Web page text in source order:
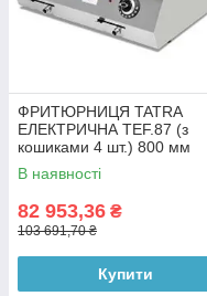
ФРИТЮРНИЦЯ TATRA
ЕЛЕКТРИЧНА TEF.87 (з
кошиками 4 шт.) 800 мм
В наявності
82 953,36 ₴
103 691,70 ₴
Купити